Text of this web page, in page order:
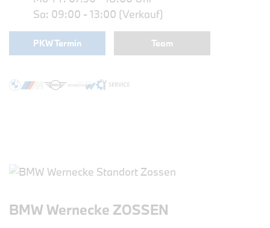
Sa: 09:00 - 13:00 (Verkauf)
PKW Termin Team
BMW Wernecke ZOSSEN